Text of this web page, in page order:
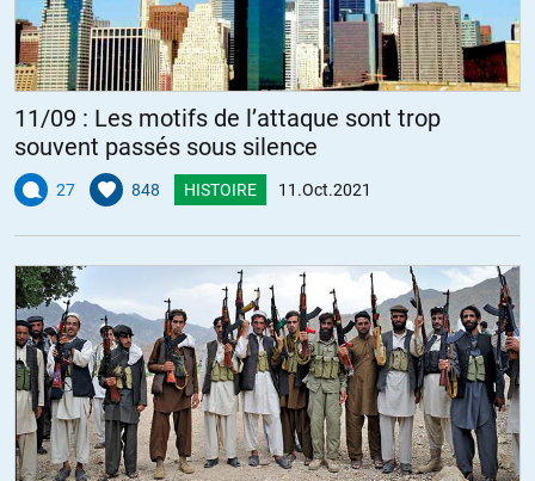
11/09 : Les motifs de l’attaque sont trop
souvent passés sous silence
27 848 HISTOIRE 11.Oct.2021